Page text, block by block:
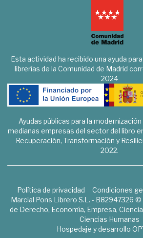
Esta actividad ha recibido una ayuda
librerías de la Comunidad de Madrid
2024
Ayudas públicas para la
medianas empresas del sector del libro
Recuperación, Transformación y
2022.
Política de privacidad Condiciones
Marcial Pons Librero S.L. - B82947326 ©
de Derecho, Economía, Empresa,
Ciencias Humanas
Hospedaje y desarrollo